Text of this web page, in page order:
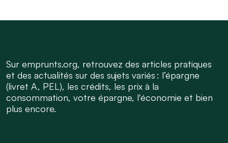
Sur emprunts.org, retrouvez des articles pratiques
et des actualités sur des sujets variés : l’épargne
(livret A, PEL), les crédits, les prix à la
consommation, votre épargne, l'économie et bien
plus encore.